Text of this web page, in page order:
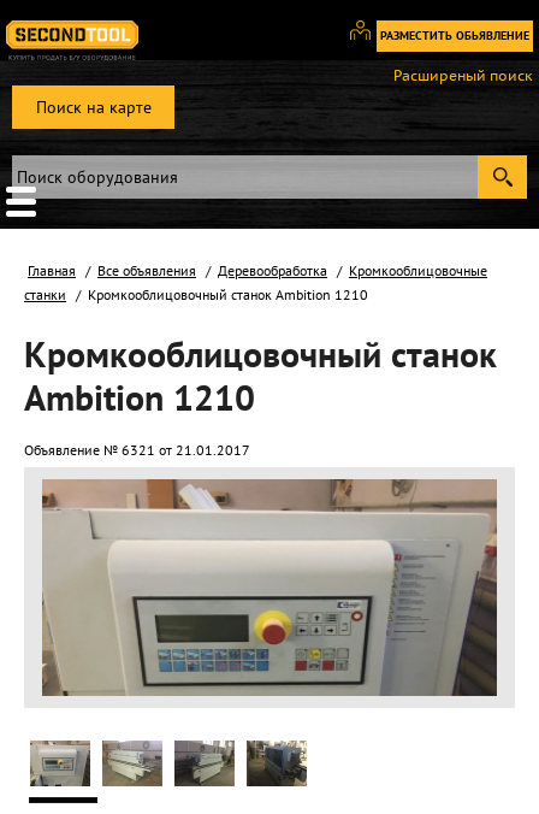
РАЗМЕСТИТЬ ОБЬЯВЛЕНИЕ
Вход
Регистрация
Поиск на карте
Расширеный поиск
Главная Все объявления Деревообработка
Кромкооблицовочные
станки
Кромкооблицовочный станок Ambition 1210
Кромкооблицовочный станок
Ambition 1210
Объявление № 6321 от 21.01.2017